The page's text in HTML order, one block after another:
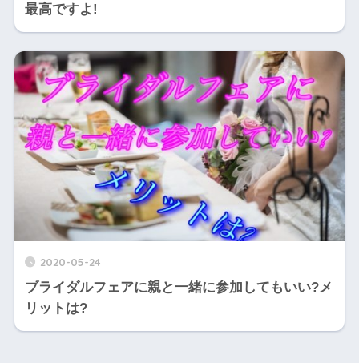
最高ですよ!
2020-05-24
ブライダルフェアに親と一緒に参加してもいい?メ
リットは?